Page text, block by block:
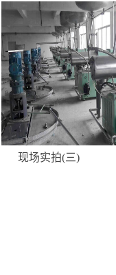
现场实拍(三)